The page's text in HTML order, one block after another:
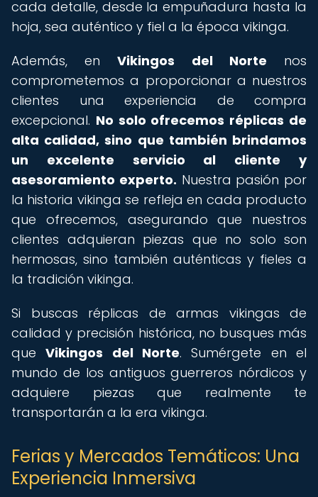
cada detalle, desde la empuñadura hasta la
hoja, sea auténtico y fiel a la época vikinga.
Además, enVikingos del Norte nos
comprometemos a proporcionar a nuestros
clientes una experiencia de compra
excepcional. No solo ofrecemos réplicas de
alta calidad, sino que también brindamos
un excelente servicio al cliente y
asesoramiento experto. Nuestra pasión por
la historia vikinga se refleja en cada producto
que ofrecemos, asegurando que nuestros
clientes adquieran piezas que no solo son
hermosas, sino también auténticas y fieles a
la tradición vikinga.
Si buscas réplicas de armas vikingas de
calidad y precisión histórica, no busques más
queVikingos del Norte. Sumérgete en el
mundo de los antiguos guerreros nórdicos y
adquiere piezas que realmente te
transportarán a la era vikinga.
Ferias y Mercados Temáticos: Una
Experiencia Inmersiva